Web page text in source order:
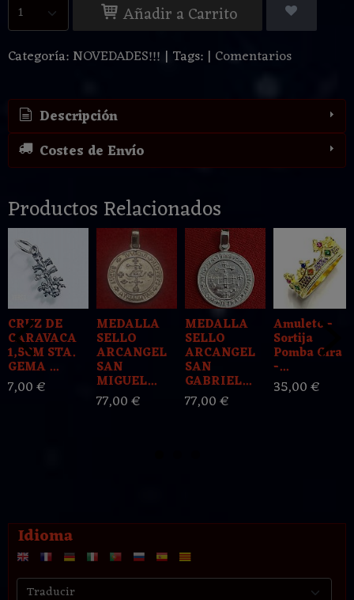
Idioma
Añadir a Carrito
Categoría:NOVEDADES!!! | Tags: | Comentarios
Descripción
Costes de Envío
Productos Relacionados
CRUZ DE
CARAVACA
1,5CM STA.
GEMA ...
7,00 €
MEDALLA
SELLO
ARCANGEL
SAN
MIGUEL...
77,00 €
MEDALLA
SELLO
ARCANGEL
SAN
GABRIEL...
77,00 €
Amuleto -
Sortija
Pomba Gira
-...
35,00 €